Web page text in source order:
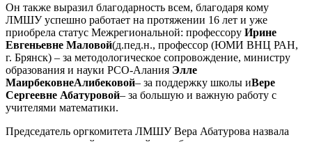
Он также выразил благодарность всем, благодаря кому
ЛМШУ успешно работает на протяжении 16 лет и уже
приобрела статус Межрегиональной: профессору Ирине
Евгеньевне Маловой(д.пед.н., профессор (ЮМИ ВНЦ РАН,
г. Брянск) – за методологическое сопровождение, министру
образования и науки РСО-Алания Элле
МаирбековнеАлибековой– за поддержку школы иВере
Сергеевне Абатуровой– за большую и важную работу с
учителями математики.
Председатель оргкомитета ЛМШУ Вера Абатурова назвала